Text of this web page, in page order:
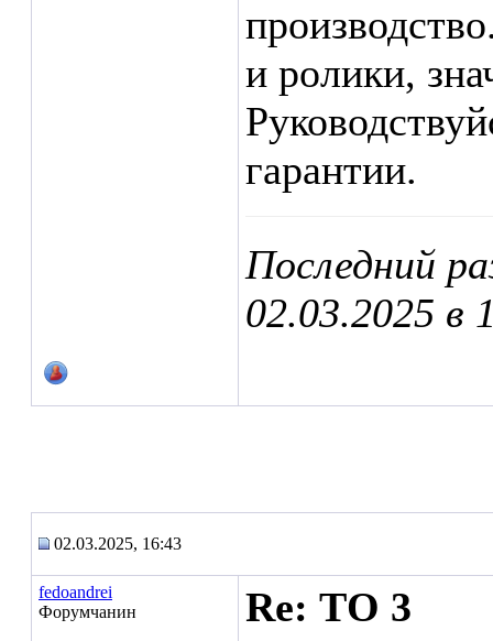
и ролики,
гарантии.
Последний
02.03.2025 в
02.03.2025, 16:43
fedoandrei
Форумчанин
Re: ТО 3